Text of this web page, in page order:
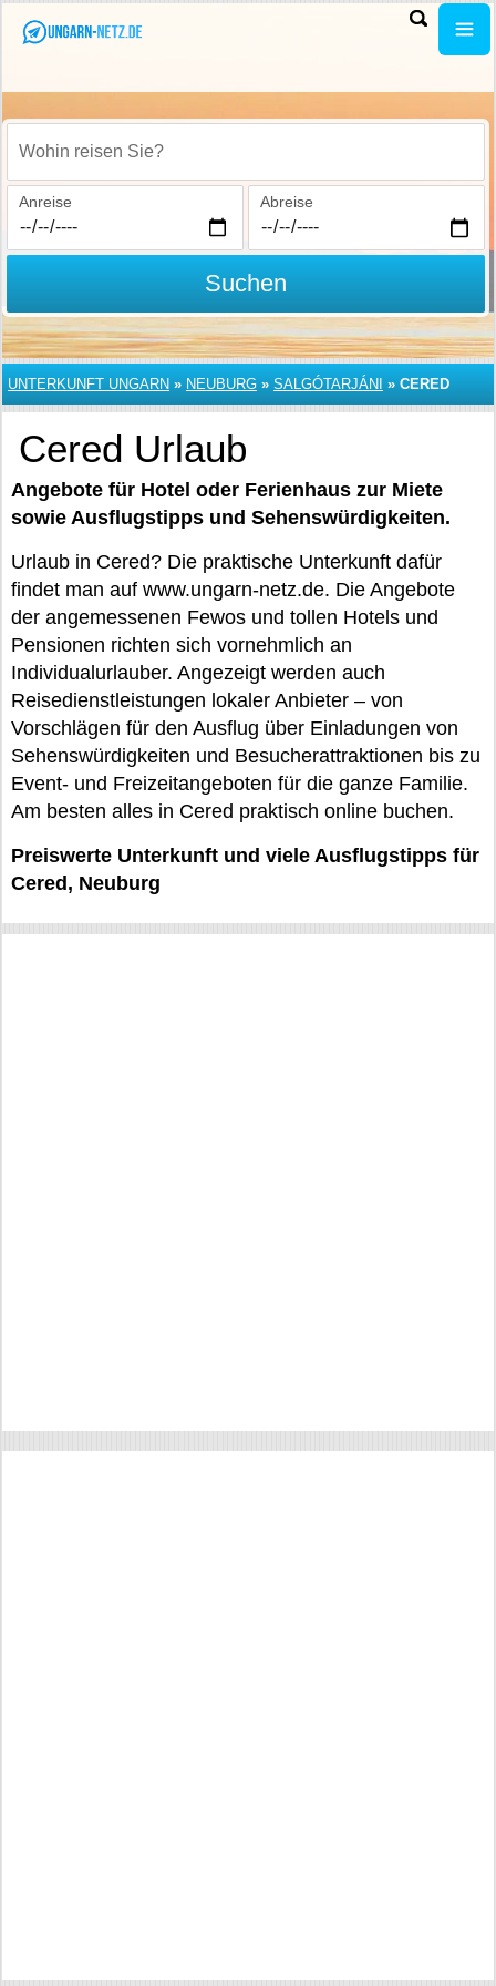
Wohin reisen Sie?
Anreise Abreise
Suchen
UNTERKUNFT UNGARN » NEUBURG » SALGÓTARJÁNI » CERED
Cered Urlaub
Angebote für Hotel oder Ferienhaus zur Miete
sowie Ausflugstipps und Sehenswürdigkeiten.
Urlaub in Cered? Die praktische Unterkunft dafür
findet man auf www.ungarn-netz.de. Die Angebote
der angemessenen Fewos und tollen Hotels und
Pensionen richten sich vornehmlich an
Individualurlauber. Angezeigt werden auch
Reisedienstleistungen lokaler Anbieter – von
Vorschlägen für den Ausflug über Einladungen von
Sehenswürdigkeiten und Besucherattraktionen bis zu
Event- und Freizeitangeboten für die ganze Familie.
Am besten alles in Cered praktisch online buchen.
Preiswerte Unterkunft und viele Ausflugstipps für
Cered, Neuburg